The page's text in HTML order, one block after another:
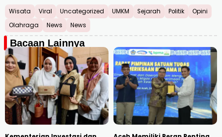
Wisata Viral Uncategorized UMKM Sejarah Politik
Opini
Olahraga
News News
Bacaan Lainnya